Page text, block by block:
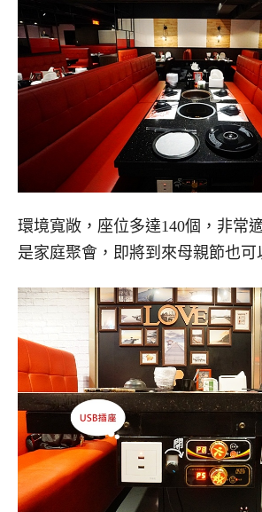
環境寬敞，座位多達140個，非常
是家庭聚會，即將到來母親節也